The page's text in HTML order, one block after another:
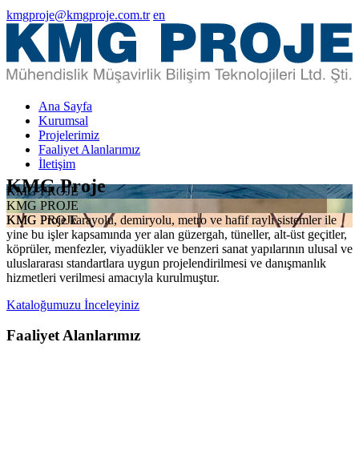
kmgproje@kmgproje.com.tr en
Ana Sayfa
Kurumsal
Projelerimiz
Faaliyet Alanlarımız
İletişim
KMG PROJE
KMG PROJE
KMG PROJE
KMG Proje
KMG Proje karayolu, demiryolu, metro ve hafif raylı sistemler ile
yine bu işler kapsamında yer alan güzergah, tüneller, alt-üst geçitler,
köprüler, menfezler, viyadükler ve benzeri sanat yapılarının ulusal ve
uluslararası standartlara uygun projelendirilmesi ve danışmanlık
hizmetleri verilmesi amacıyla kurulmuştur.
Kataloğumuzu İnceleyiniz
Faaliyet Alanlarımız